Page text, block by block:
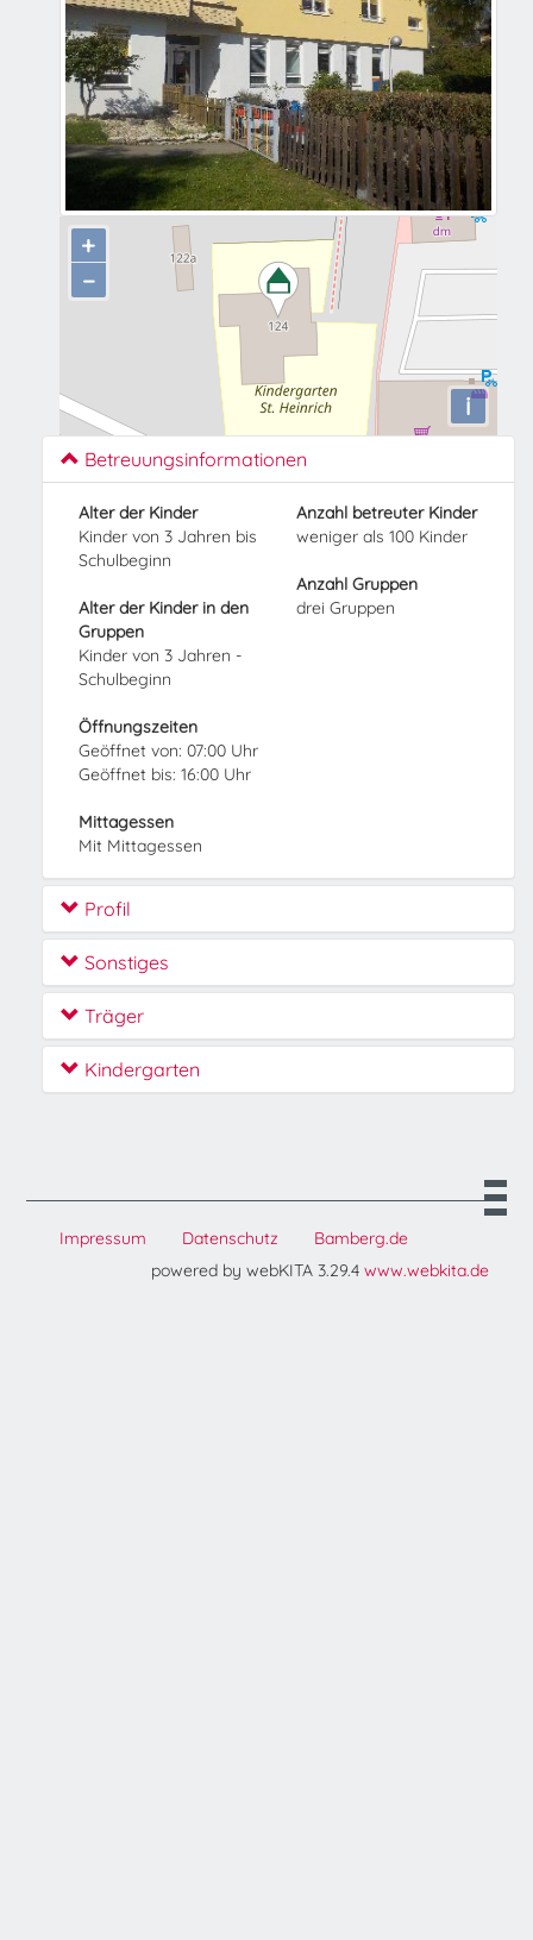
+
−
i
Betreuungsinformationen
Alter der Kinder
Kinder von 3 Jahren bis
Schulbeginn
Alter der Kinder in den
Gruppen
Kinder von 3 Jahren -
Schulbeginn
Anzahl betreuter Kinder
weniger als 100 Kinder
Anzahl Gruppen
drei Gruppen
Öffnungszeiten
Geöffnet von: 07:00 Uhr
Geöffnet bis: 16:00 Uhr
Mittagessen
Mit Mittagessen
Profil
Sonstiges
Träger
Kindergarten
Impressum Datenschutz
Bamberg.de
powered by webKITA 3.29.4 www.webkita.de